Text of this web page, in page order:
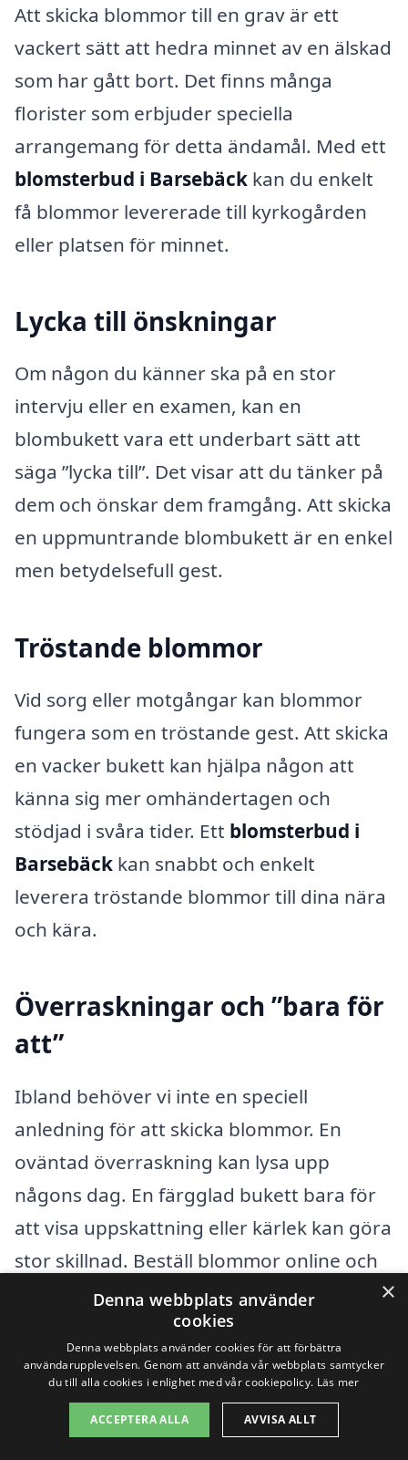
Att skicka blommor till en grav är ett
vackert sätt att hedra minnet av en älskad
som har gått bort. Det finns många
florister som erbjuder speciella
arrangemang för detta ändamål. Med ett
blomsterbud i Barsebäck kan du enkelt
få blommor levererade till kyrkogården
eller platsen för minnet.
Lycka till önskningar
Om någon du känner ska på en stor
intervju eller en examen, kan en
blombukett vara ett underbart sätt att
säga ”lycka till”. Det visar att du tänker på
dem och önskar dem framgång. Att skicka
en uppmuntrande blombukett är en enkel
men betydelsefull gest.
Tröstande blommor
Vid sorg eller motgångar kan blommor
fungera som en tröstande gest. Att skicka
en vacker bukett kan hjälpa någon att
känna sig mer omhändertagen och
stödjad i svåra tider. Ett blomsterbud i
Barsebäck kan snabbt och enkelt
leverera tröstande blommor till dina nära
och kära.
Överraskningar och ”bara för
att”
Ibland behöver vi inte en speciell
anledning för att skicka blommor. En
oväntad överraskning kan lysa upp
någons dag. En färgglad bukett bara för
att visa uppskattning eller kärlek kan göra
stor skillnad. Beställ blommor online och
blomsterbud i Barsebäckleverera
dem direkt till dörren.
Festliga högtider
×
Denna webbplats använder
cookies
Denna webbplats använder cookies för att förbättra
användarupplevelsen. Genom att använda vår webbplats samtycker
du till alla cookies i enlighet med vår cookiepolicy. Läs mer
ACCEPTERA ALLA AVVISA ALLT